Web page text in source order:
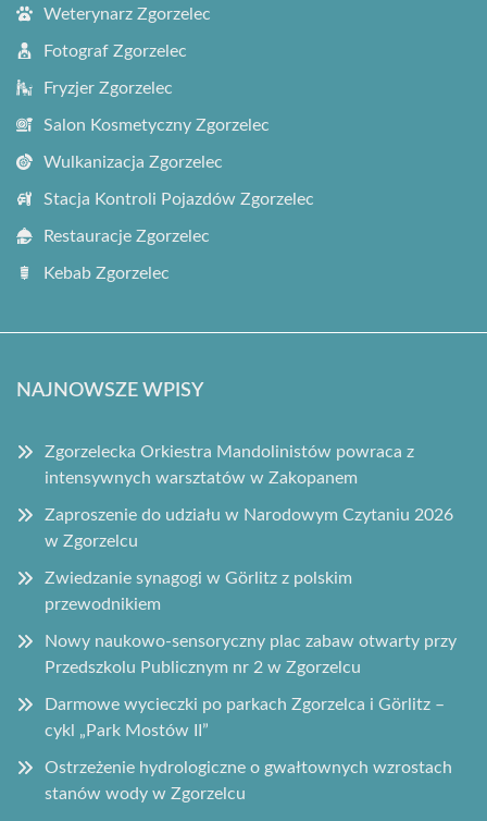
Weterynarz Zgorzelec
Fotograf Zgorzelec
Fryzjer Zgorzelec
Salon Kosmetyczny Zgorzelec
Wulkanizacja Zgorzelec
Stacja Kontroli Pojazdów Zgorzelec
Restauracje Zgorzelec
Kebab Zgorzelec
NAJNOWSZE WPISY
Zgorzelecka Orkiestra Mandolinistów powraca z
intensywnych warsztatów w Zakopanem
Zaproszenie do udziału w Narodowym Czytaniu 2026
w Zgorzelcu
Zwiedzanie synagogi w Görlitz z polskim
przewodnikiem
Nowy naukowo-sensoryczny plac zabaw otwarty przy
Przedszkolu Publicznym nr 2 w Zgorzelcu
Darmowe wycieczki po parkach Zgorzelca i Görlitz –
cykl „Park Mostów II”
Ostrzeżenie hydrologiczne o gwałtownych wzrostach
stanów wody w Zgorzelcu